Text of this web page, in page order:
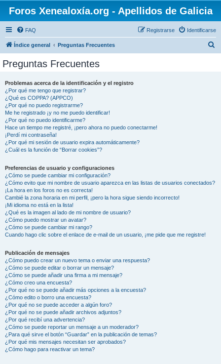
Foros Xenealoxía.org - Apellidos de Galicia
FAQ Identificarse
Registrarse
Índice general Preguntas Frecuentes
Preguntas Frecuentes
Problemas acerca de la identificación y el registro
¿Por qué me tengo que registrar?
¿Qué es COPPA? (APPCO)
¿Por qué no puedo registrarme?
Me he registrado ¡y no me puedo identificar!
¿Por qué no puedo identificarme?
Hace un tiempo me registré, ¡pero ahora no puedo conectarme!
¡Perdí mi contraseña!
¿Por qué mi sesión de usuario expira automáticamente?
¿Cuál es la función de “Borrar cookies”?
Preferencias de usuario y configuraciones
¿Cómo se puede cambiar mi configuración?
¿Cómo evito que mi nombre de usuario aparezca en las listas de usuarios conectados?
¡La hora en los foros no es correcta!
Cambié la zona horaria en mi perfil, ¡pero la hora sigue siendo incorrecto!
¡Mi idioma no está en la lista!
¿Qué es la imagen al lado de mi nombre de usuario?
¿Cómo puedo mostrar un avatar?
¿Cómo se puede cambiar mi rango?
Cuando hago clic sobre el enlace de e-mail de un usuario, ¡me pide que me registre!
Publicación de mensajes
¿Cómo puedo crear un nuevo tema o enviar una respuesta?
¿Cómo se puede editar o borrar un mensaje?
¿Cómo se puede añadir una firma a mi mensaje?
¿Cómo creo una encuesta?
¿Por qué no se puede añadir más opciones a la encuesta?
¿Cómo edito o borro una encuesta?
¿Por qué no se puede acceder a algún foro?
¿Por qué no se puede añadir archivos adjuntos?
¿Por qué recibí una advertencia?
¿Cómo se puede reportar un mensaje a un moderador?
¿Para qué sirve el botón “Guardar” en la publicación de temas?
¿Por qué mis mensajes necesitan ser aprobados?
¿Cómo hago para reactivar un tema?